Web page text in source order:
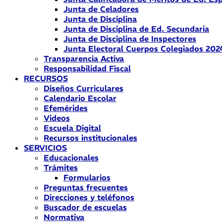
Junta de Celadores
Junta de Disciplina
Junta de Disciplina de Ed. Secundaria
Junta de Disciplina de Inspectores
Junta Electoral Cuerpos Colegiados
Transparencia Activa
Responsabilidad Fiscal
RECURSOS
Diseños Curriculares
Calendario Escolar
Efemérides
Videos
Escuela Digital
Recursos institucionales
SERVICIOS
Educacionales
Trámites
Formularios
Preguntas frecuentes
Direcciones y teléfonos
Buscador de escuelas
Normativa